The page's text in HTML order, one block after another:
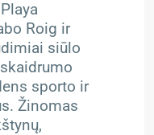
Roig ir
siūlo
sporto ir
Žinomas